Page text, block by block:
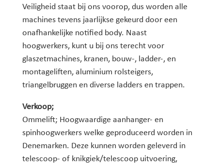
Veiligheid staat bij ons voorop, dus worden alle
machines tevens jaarlijkse gekeurd door een
onafhankelijke notified body. Naast
hoogwerkers, kunt u bij ons terecht voor
glaszetmachines, kranen, bouw-, ladder-, en
montageliften, aluminium rolsteigers,
triangelbruggen en diverse ladders en trappen.
Verkoop;
Ommelift; Hoogwaardige aanhanger- en
spinhoogwerkers welke geproduceerd worden in
Denemarken. Deze kunnen worden geleverd in
telescoop- of knikgiek/telescoop uitvoering,